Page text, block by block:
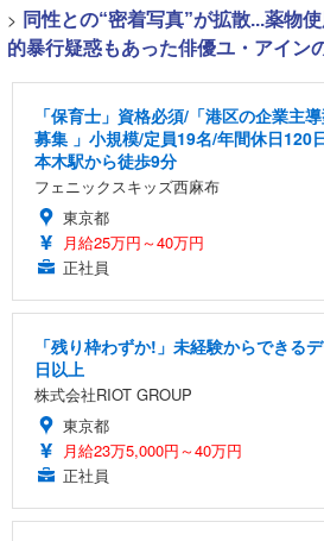
> 同性との“密着写真”が拡散...薬物
的暴行疑惑もあった俳優ユ・アイン
「保育士」資格必須/「港区の企業主
募集 」小規模/定員19名/年間休日120
本木駅から徒歩9分
フェニックスキッズ西麻布
東京都
月給25万円～40万円
正社員
「残り枠わずか!」未経験からできる
日以上
株式会社RIOT GROUP
東京都
月給23万5,000円～40万円
正社員